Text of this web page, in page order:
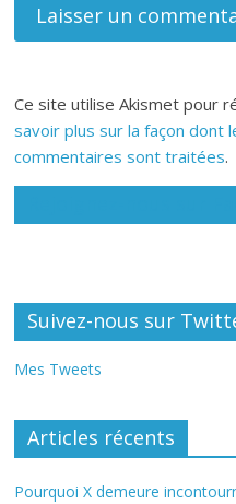
Ce site utilise Akismet pour
savoir plus sur la façon dont
commentaires sont traitées.
Suivez-nous sur
Mes Tweets
Articles récents
Pourquoi X demeure